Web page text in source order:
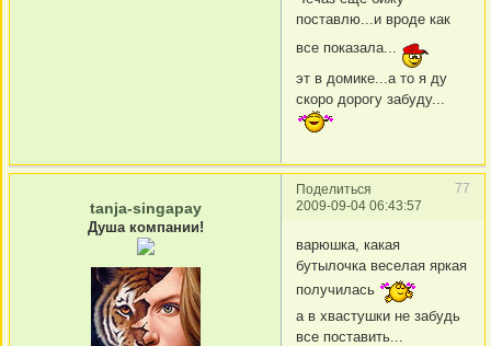
поставлю...и вроде как
все показала...
эт в домике...а то я ду
скоро дорогу забуду...
Поделиться
77
2009-09-04 06:43:57
tanja-singapay
Душа компании!
варюшка, какая
бутылочка веселая яркая
получилась
а в хвастушки не забудь
все поставить...